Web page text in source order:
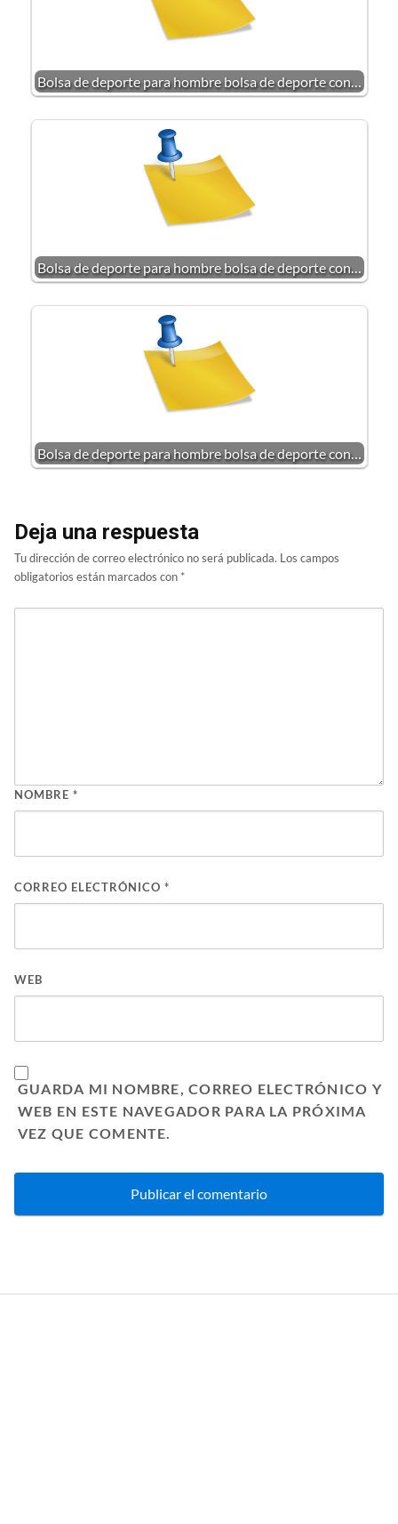
Bolsa de deporte para hombre bolsa de deporte con…
Bolsa de deporte para hombre bolsa de deporte con…
Bolsa de deporte para hombre bolsa de deporte con…
Deja una respuesta
Tu dirección de correo electrónico no será publicada. Los campos
obligatorios están marcados con *
NOMBRE *
CORREO ELECTRÓNICO *
WEB
GUARDA MI NOMBRE, CORREO ELECTRÓNICO Y
WEB EN ESTE NAVEGADOR PARA LA PRÓXIMA
VEZ QUE COMENTE.